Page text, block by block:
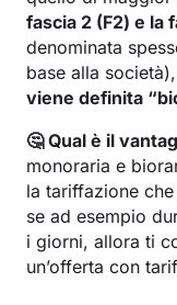
fascia 2 (F2) e la
denominata
base alla
viene definita
🤔Qual è il
monoraria e
la tariffazione
se ad esempio
i giorni, allora ti
un’offerta con